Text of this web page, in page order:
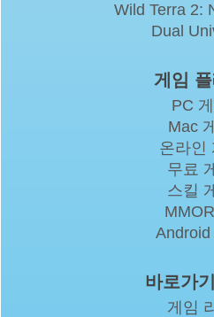
Wild Terra 2:
Dual
게임 플
PC
Mac
온라인
무료
스킬
Android
바로가
게임